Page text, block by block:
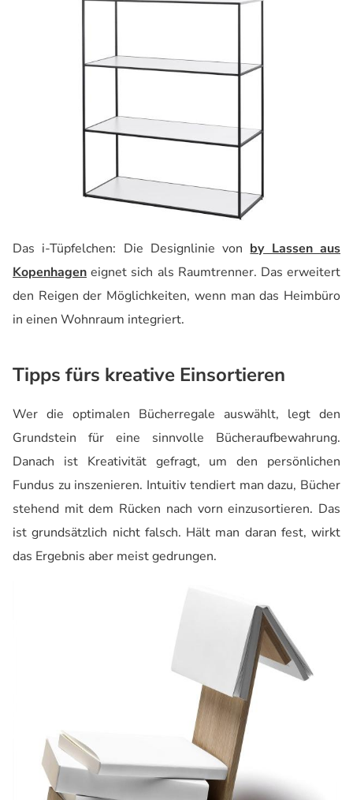
Das i-Tüpfelchen: Die Designlinie von by Lassen aus
Kopenhagen eignet sich als Raumtrenner. Das erweitert
den Reigen der Möglichkeiten, wenn man das Heimbüro
in einen Wohnraum integriert.
Tipps fürs kreative Einsortieren
Wer die optimalen Bücherregale auswählt, legt den
Grundstein für eine sinnvolle Bücheraufbewahrung.
Danach ist Kreativität gefragt, um den persönlichen
Fundus zu inszenieren. Intuitiv tendiert man dazu, Bücher
stehend mit dem Rücken nach vorn einzusortieren. Das
ist grundsätzlich nicht falsch. Hält man daran fest, wirkt
das Ergebnis aber meist gedrungen.